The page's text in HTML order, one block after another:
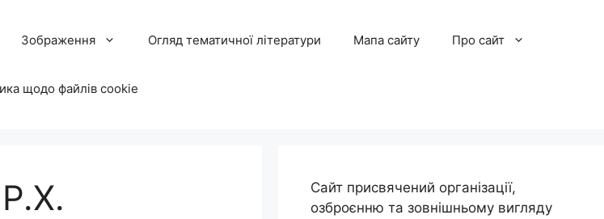
Зображення Огляд тематичної літератури Мапа сайту Про сайт
щодо файлів cookie
Сайт присвячений організації,
озброєнню та зовнішньому вигляду